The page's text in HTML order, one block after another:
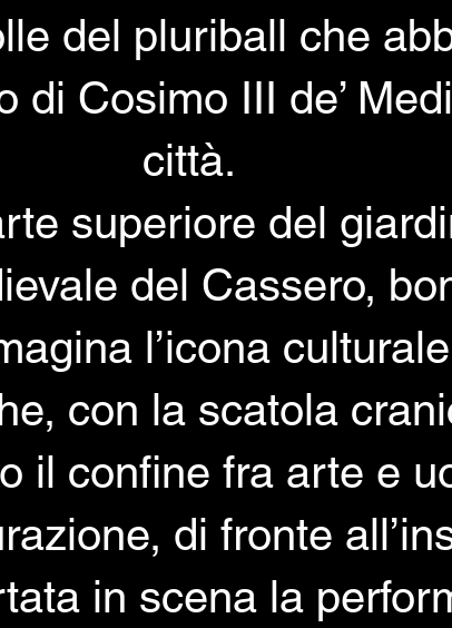
del pluriball che
di Cosimo III de’
città.
superiore del
del Cassero,
l’icona
con la scatola
il confine fra arte e
di fronte
in scena la